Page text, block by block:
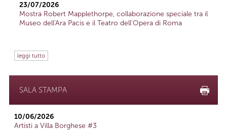
23/07/2026
Mostra Robert Mapplethorpe, collaborazione speciale tra il
Museo dell'Ara Pacis e il Teatro dell'Opera di Roma
leggi tutto
SALA STAMPA
10/06/2026
Artisti a Villa Borghese #3